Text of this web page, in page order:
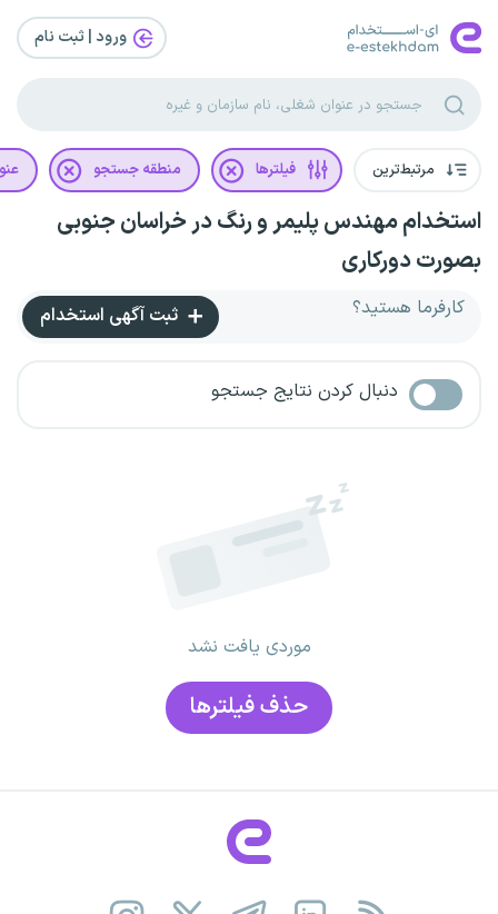
ورود | ثبت‌ نام
مرتبط‌ترین فیلترها منطقه جستجو
استخدام مهندس پلیمر و رنگ در خراسان جنوبی
بصورت دورکاری
کارفرما هستید؟ ثبت آگهی استخدام
دنبال کردن نتایج جستجو
موردی یافت نشد
حذف فیلتر‌ها